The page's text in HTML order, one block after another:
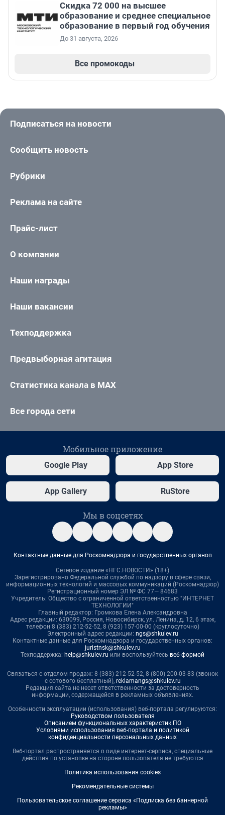
Скидка 72 000 на высшее
образование и среднее специальное
образование в первый год обучения
До 31 августа, 2026
Все промокоды
Подписаться на новости
Сообщить новость
Рубрики
Реклама на сайте
Прайс-лист
О компании
Наши награды
Наши вакансии
Техподдержка
Предвыборная агитация
Статистика канала в MAX
Все города сети
Мобильное приложение
Google Play App Store
App Gallery RuStore
Мы в соцсетях
Контактные данные для Роскомнадзора и государственных органов
Сетевое издание «НГС.НОВОСТИ» (18+)
Зарегистрировано Федеральной службой по надзору в сфере связи,
информационных технологий и массовых коммуникаций (Роскомнадзор)
Регистрационный номер ЭЛ № ФС 77— 84683
Учредитель: Общество с ограниченной ответственностью "ИНТЕРНЕТ
ТЕХНОЛОГИИ"
Главный редактор: Громкова Елена Александровна
Адрес редакции: 630099, Россия, Новосибирск, ул. Ленина, д. 12, 6 этаж,
телефон 8 (383) 212-52-52, 8 (923) 157-00-00 (круглосуточно)
Электронный адрес редакции: ngs@shkulev.ru
Контактные данные для Роскомнадзора и государственных органов:
juristnsk@shkulev.ru
Техподдержка: help@shkulev.ru или воспользуйтесь веб-формой
Связаться с отделом продаж: 8 (383) 212-52-52, 8 (800) 200-03-83 (звонок
с сотового бесплатный), reklamangs@shkulev.ru
Редакция сайта не несет ответственности за достоверность
информации, содержащейся в рекламных объявлениях.
Особенности эксплуатации (использования) веб-портала регулируются:
Руководством пользователя
Описанием функциональных характеристик ПО
Условиями использования веб-портала и политикой
конфиденциальности персональных данных
Веб-портал распространяется в виде интернет-сервиса, специальные
действия по установке на стороне пользователя не требуются
Политика использования cookies
Рекомендательные системы
Пользовательское соглашение сервиса «Подписка без баннерной
рекламы»